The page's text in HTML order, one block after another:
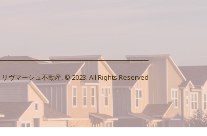
リヴマーシュ不動産. © 2023. All Rights Reserved